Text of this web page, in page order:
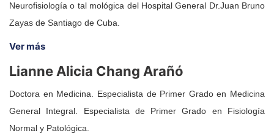
Neurofisiología o tal mológica del Hospital General Dr.Juan Bruno
Zayas de Santiago de Cuba.
Ver más
Lianne Alicia Chang Arañó
Doctora en Medicina. Especialista de Primer Grado en Medicina
General Integral. Especialista de Primer Grado en Fisiología
Normal y Patológica.